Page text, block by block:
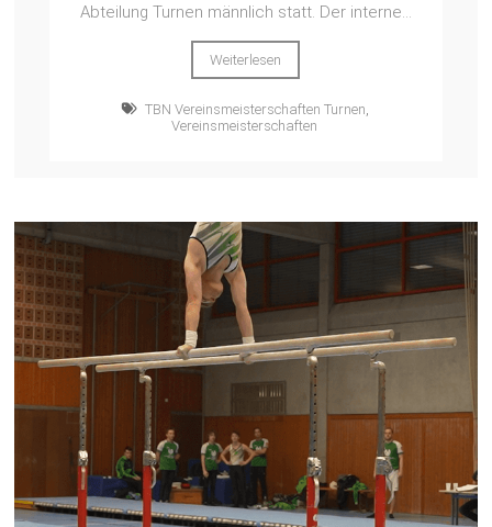
Abteilung Turnen männlich statt. Der interne...
Weiterlesen
TBN Vereinsmeisterschaften Turnen,
Vereinsmeisterschaften